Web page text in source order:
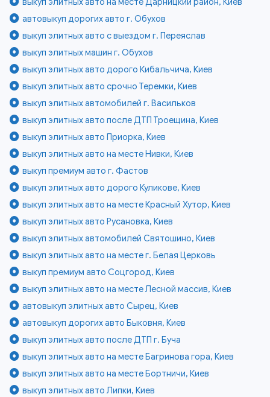
автовыкуп дорогих авто г. Обухов
выкуп элитных авто с выездом г. Переяслав
выкуп элитных машин г. Обухов
выкуп элитных авто дорого Кибальчича, Киев
выкуп элитных авто срочно Теремки, Киев
выкуп элитных автомобилей г. Васильков
выкуп элитных авто после ДТП Троещина, Киев
выкуп элитных авто Приорка, Киев
выкуп элитных авто на месте Нивки, Киев
выкуп премиум авто г. Фастов
выкуп элитных авто дорого Куликове, Киев
выкуп элитных авто на месте Красный Хутор, Киев
выкуп элитных авто Русановка, Киев
выкуп элитных автомобилей Святошино, Киев
выкуп элитных авто на месте г. Белая Церковь
выкуп премиум авто Соцгород, Киев
выкуп элитных авто на месте Лесной массив, Киев
автовыкуп элитных авто Сырец, Киев
автовыкуп дорогих авто Быковня, Киев
выкуп элитных авто после ДТП г. Буча
выкуп элитных авто на месте Багринова гора, Киев
выкуп элитных авто на месте Бортничи, Киев
выкуп элитных авто Липки, Киев